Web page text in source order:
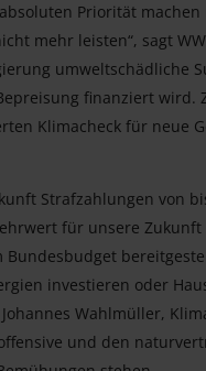
Priorität
mehr leisten“, sagt
umweltschädliche
finanziert wird.
Klimacheck für neue
Strafzahlungen von
für unsere
investieren oder
Wahlmüller,
und den